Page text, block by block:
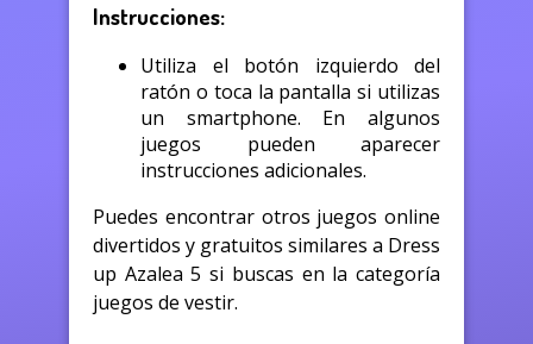
Instrucciones:
Utiliza el botón izquierdo del
ratón o toca la pantalla si utilizas
un smartphone. En algunos
juegos pueden aparecer
instrucciones adicionales.
Puedes encontrar otros juegos online
divertidos y gratuitos similares a Dress
up Azalea 5 si buscas en la categoría
juegos de vestir.